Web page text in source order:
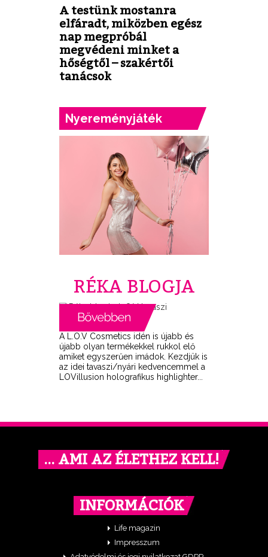
A testünk mostanra
elfáradt, miközben egész
nap megpróbál
megvédeni minket a
hőségtől – szakértői
tanácsok
Nyereményjáték
RÉKA BLOGJA
A L.O.V Cosmetics idén is újabb és
újabb olyan termékekkel rukkol elő
amiket egyszerűen imádok. Kezdjük is
az idei tavaszi/nyári kedvencemmel a
LOVillusion holografikus highlighter...
… AMI AZ ÉLETHEZ KELL!
INFORMÁCIÓK
Life magazin
Impresszum